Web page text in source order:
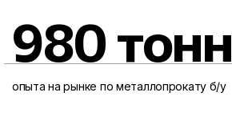
980 тонн
опыта на рынке по металлопрокату б/у